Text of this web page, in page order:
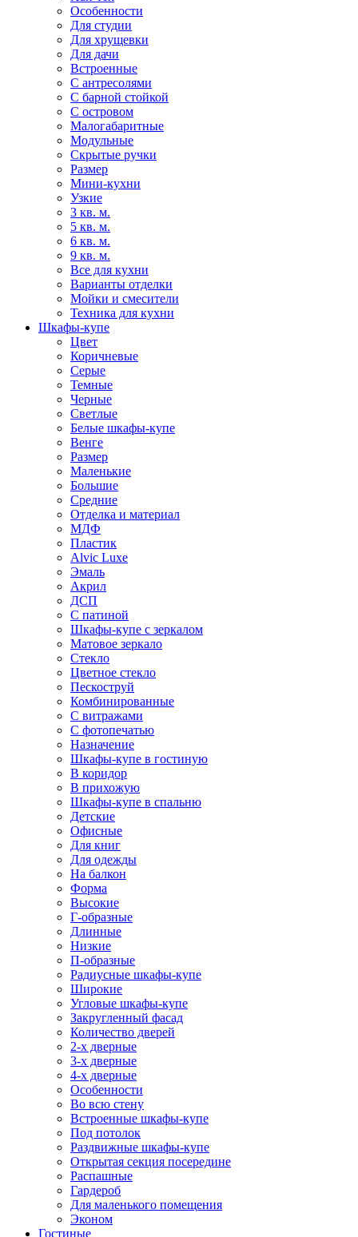
Особенности
Для студии
Для хрущевки
Для дачи
Встроенные
С антресолями
С барной стойкой
С островом
Малогабаритные
Модульные
Скрытые ручки
Размер
Мини-кухни
Узкие
3 кв. м.
5 кв. м.
6 кв. м.
9 кв. м.
Все для кухни
Варианты отделки
Мойки и смесители
Техника для кухни
Шкафы-купе
Цвет
Коричневые
Серые
Темные
Черные
Светлые
Белые шкафы-купе
Венге
Размер
Маленькие
Большие
Средние
Отделка и материал
МДФ
Пластик
Alvic Luxe
Эмаль
Акрил
ДСП
С патиной
Шкафы-купе с зеркалом
Матовое зеркало
Стекло
Цветное стекло
Пескоструй
Комбинированные
С витражами
С фотопечатью
Назначение
Шкафы-купе в гостиную
В коридор
В прихожую
Шкафы-купе в спальню
Детские
Офисные
Для книг
Для одежды
На балкон
Форма
Высокие
Г-образные
Длинные
Низкие
П-образные
Радиусные шкафы-купе
Широкие
Угловые шкафы-купе
Закругленный фасад
Количество дверей
2-х дверные
3-х дверные
4-х дверные
Особенности
Во всю стену
Встроенные шкафы-купе
Под потолок
Раздвижные шкафы-купе
Открытая секция посередине
Распашные
Гардероб
Для маленького помещения
Эконом
Гостиные